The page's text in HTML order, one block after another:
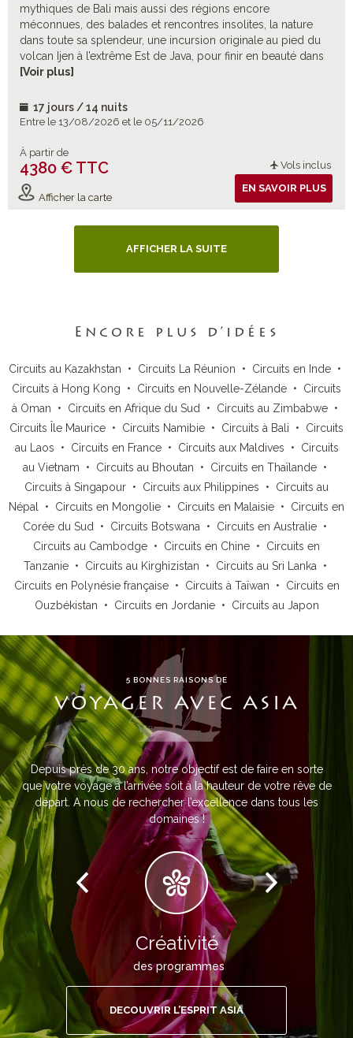
mythiques de Bali mais aussi des régions encore
méconnues, des balades et rencontres insolites, la nature
dans toute sa splendeur, une incursion originale au pied du
volcan Ijen à l’extrême Est de Java, pour finir en beauté dans
l’exceptionnel parc national de Komodo.
[Voir plus]
17 jours / 14 nuits
Entre le 13/08/2026 et le 05/11/2026
À partir de
4380 € TTC Vols inclus
Afficher la carte
EN SAVOIR PLUS
AFFICHER LA SUITE
Encore plus d’idées
Circuits au Kazakhstan • Circuits La Réunion • Circuits en Inde •
Circuits à Hong Kong • Circuits en Nouvelle-Zélande • Circuits
à Oman • Circuits en Afrique du Sud • Circuits au Zimbabwe •
Circuits Île Maurice • Circuits Namibie • Circuits à Bali • Circuits
au Laos • Circuits en France• Circuits aux Maldives • Circuits
au Vietnam • Circuits au Bhoutan • Circuits en Thaïlande •
Circuits à Singapour • Circuits aux Philippines • Circuits au
Népal
• Circuits en Mongolie • Circuits en Malaisie • Circuits en
Corée du Sud
• Circuits Botswana • Circuits en Australie •
Circuits au Cambodge • Circuits en Chine • Circuits en
Tanzanie• Circuits au Kirghizistan • Circuits au Sri Lanka •
Circuits en Polynésie française• Circuits à Taïwan • Circuits en
Ouzbékistan • Circuits en Jordanie• Circuits au Japon
5 BONNES RAISONS DE
VOYAGER AVEC ASIA
Depuis près de 30 ans, notre objectif est de faire en sorte
que votre voyage à l’arrivée soit à la hauteur de votre rêve de
départ. A nous de rechercher l’excellence dans tous les
domaines !
Créativité
des programmes
DECOUVRIR L’ESPRIT ASIA